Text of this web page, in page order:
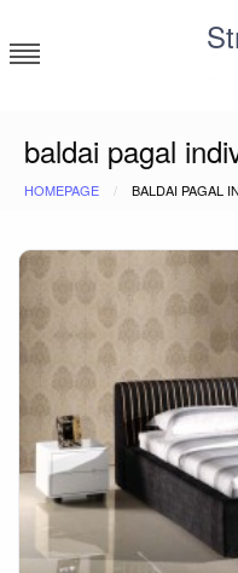
to
content
baldai pagal
HOMEPAGE BALDAI PAGAL